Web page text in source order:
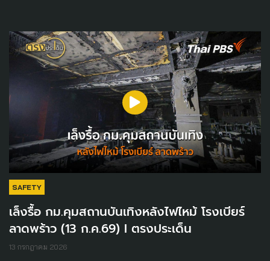
SAFETY
เล็งรื้อ กม.คุมสถานบันเทิงหลังไฟไหม้ โรงเบียร์
ลาดพร้าว (13 ก.ค.69) I ตรงประเด็น
13 กรกฎาคม 2026